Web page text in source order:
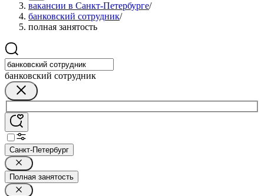
вакансии в Санкт-Петербурге/
банковский сотрудник/
полная занятость
банковский сотрудник
Санкт-Петербург
Полная занятость